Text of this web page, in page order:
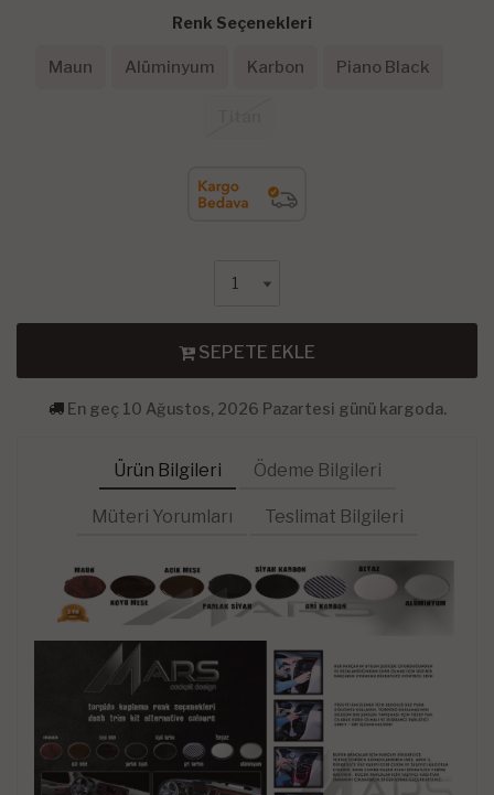
Renk Seçenekleri
Maun Alüminyum Karbon Piano Black
SEPETE EKLE
En geç 10 Ağustos, 2026 Pazartesi günü kargoda.
Ürün Bilgileri Ödeme Bilgileri
Müteri Yorumları Teslimat Bilgileri